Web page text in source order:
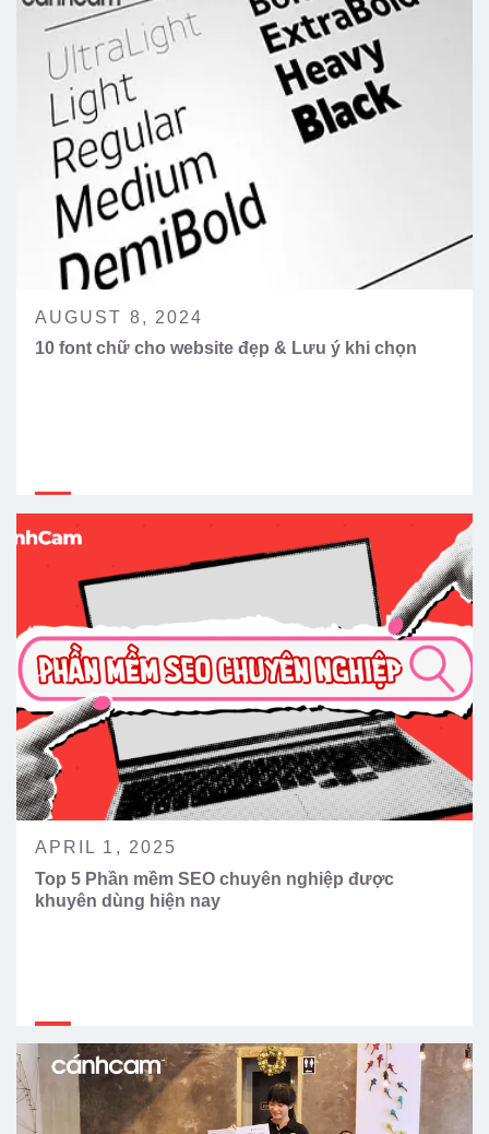
AUGUST 8, 2024
10 font chữ cho website đẹp & Lưu ý khi chọn
APRIL 1, 2025
Top 5 Phần mềm SEO chuyên nghiệp được
khuyên dùng hiện nay